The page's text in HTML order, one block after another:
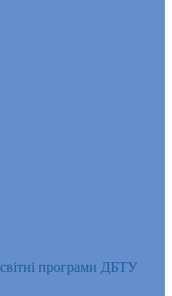
програми ДБТУ